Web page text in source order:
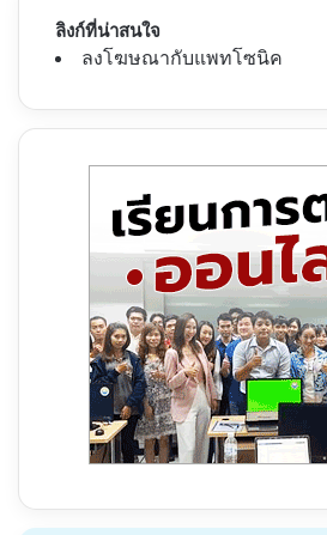
ลิงก์ที่น่าสนใจ
ลงโฆษณากับแพทโซนิค